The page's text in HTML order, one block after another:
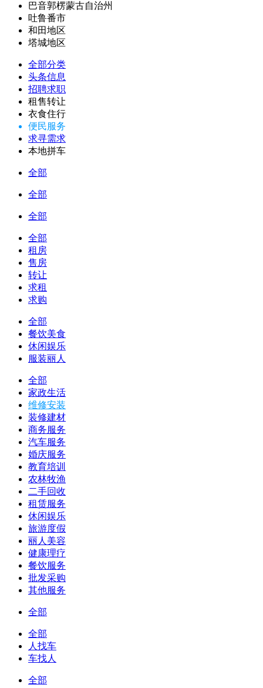
巴音郭楞蒙古自治州
吐鲁番市
和田地区
塔城地区
全部分类
头条信息
招聘求职
租售转让
衣食住行
便民服务
求寻需求
本地拼车
全部
全部
全部
全部
租房
售房
转让
求租
求购
全部
餐饮美食
休闲娱乐
服装丽人
全部
家政生活
维修安装
装修建材
商务服务
汽车服务
婚庆服务
教育培训
农林牧渔
二手回收
租赁服务
休闲娱乐
旅游度假
丽人美容
健康理疗
餐饮服务
批发采购
其他服务
全部
全部
人找车
车找人
全部